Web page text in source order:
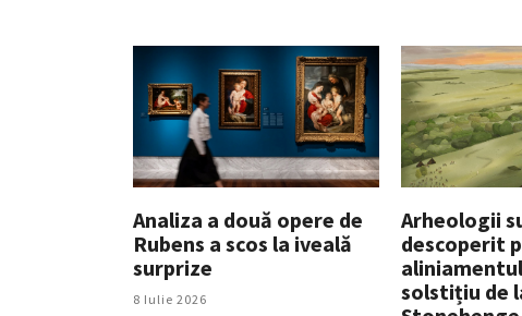
Analiza a două opere de
Rubens a scos la iveală
surprize
8 Iulie 2026
Arheologii
descoperit
solstițiu de